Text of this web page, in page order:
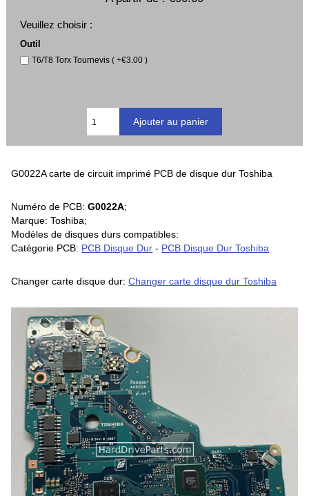
Veuillez choisir :
Outil
T6/T8 Torx Tournevis ( +€3.00 )
G0022A carte de circuit imprimé PCB de disque dur Toshiba
Numéro de PCB:G0022A;
Marque: Toshiba;
Modèles de disques durs compatibles:
Catégorie PCB: PCB Disque Dur - PCB Disque Dur Toshiba
Changer carte disque dur:Changer carte disque dur Toshiba